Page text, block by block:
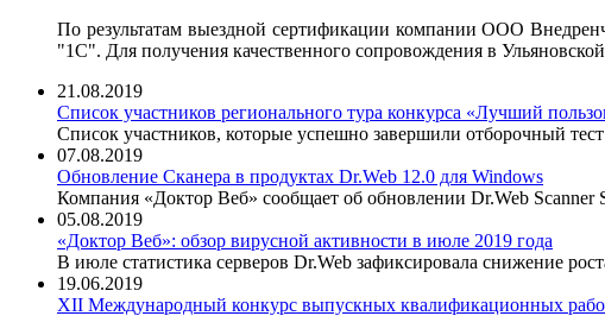
По результатам выездной сертификации компании ООО
"1С". Для получения качественного сопровождения в
21.08.2019
Список участников регионального тура конкурса «Лучший
Список участников, которые успешно завершили отборочный
07.08.2019
Обновление Сканера в продуктах Dr.Web 12.0 для Windows
Компания «Доктор Веб» сообщает об обновлении Dr.Web Scanner
05.08.2019
«Доктор Веб»: обзор вирусной активности в июле 2019 года
В июле статистика серверов Dr.Web зафиксировала снижение
19.06.2019
XII Международный конкурс выпускных квалификационных